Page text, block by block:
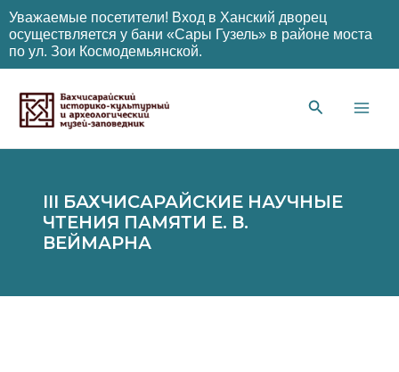
Уважаемые посетители! Вход в Ханский дворец
осуществляется у бани «Сары Гузель» в районе моста
по ул. Зои Космодемьянской.
содержимому
III БАХЧИСАРАЙСКИЕ НАУЧНЫЕ
ЧТЕНИЯ ПАМЯТИ Е. В.
ВЕЙМАРНА